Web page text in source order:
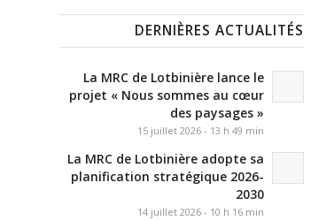
DERNIÈRES ACTUALITÉS
La MRC de Lotbinière lance le
projet « Nous sommes au cœur
des paysages »
15 juillet 2026 - 13 h 49 min
La MRC de Lotbinière adopte sa
planification stratégique 2026-
2030
14 juillet 2026 - 10 h 16 min